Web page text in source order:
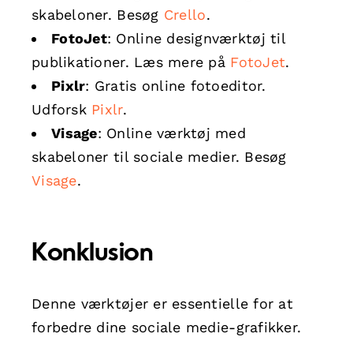
skabeloner. Besøg Crello.
FotoJet: Online designværktøj til
publikationer. Læs mere på FotoJet.
Pixlr: Gratis online fotoeditor.
Udforsk Pixlr.
Visage: Online værktøj med
skabeloner til sociale medier. Besøg
Visage.
Konklusion
Denne værktøjer er essentielle for at
forbedre dine sociale medie-grafikker.